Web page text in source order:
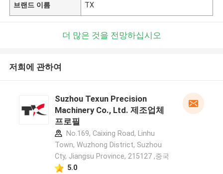
브랜드 이름 TX
더 많은 것을 전망하십시오
저희에 관하여
Suzhou Texun Precision
Machinery Co., Ltd. 제조업체
프로필
No.169, Caixing Road, Linhu
Town, Wuzhong District, Suzhou
Cty, Jiangsu Province, 215127 ,중국
5.0